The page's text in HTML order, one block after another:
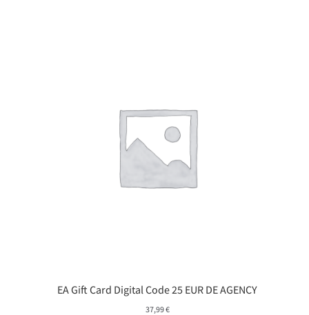
EA Gift Card Digital Code 25 EUR DE AGENCY
37,99€